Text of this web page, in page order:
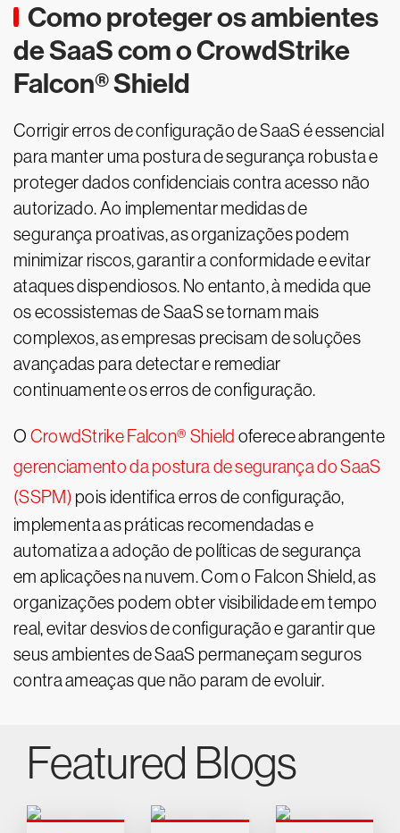
Como proteger os ambientes
de SaaS com o CrowdStrike
Falcon® Shield
Corrigir erros de configuração de SaaS é essencial
para manter uma postura de segurança robusta e
proteger dados confidenciais contra acesso não
autorizado. Ao implementar medidas de
segurança proativas, as organizações podem
minimizar riscos, garantir a conformidade e evitar
ataques dispendiosos. No entanto, à medida que
os ecossistemas de SaaS se tornam mais
complexos, as empresas precisam de soluções
avançadas para detectar e remediar
continuamente os erros de configuração.
O CrowdStrike Falcon® Shield oferece abrangente
gerenciamento da postura de segurança do SaaS
(SSPM) pois identifica erros de configuração,
implementa as práticas recomendadas e
automatiza a adoção de políticas de segurança
em aplicações na nuvem. Com o Falcon Shield, as
organizações podem obter visibilidade em tempo
real, evitar desvios de configuração e garantir que
seus ambientes de SaaS permaneçam seguros
contra ameaças que não param de evoluir.
Featured Blogs